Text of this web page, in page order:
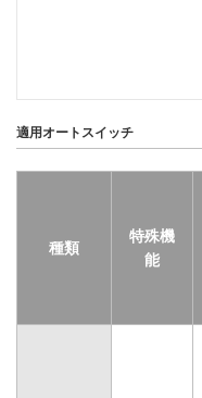
適用オートスイッチ
種類
特殊機
能